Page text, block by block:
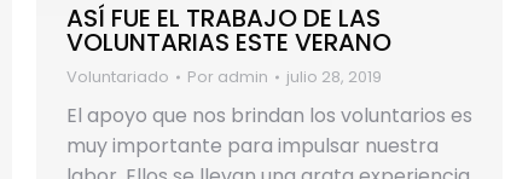
ASÍ FUE EL TRABAJO DE LAS
VOLUNTARIAS ESTE VERANO
Voluntariado Por admin julio 28, 2019
El apoyo que nos brindan los voluntarios es
muy importante para impulsar nuestra